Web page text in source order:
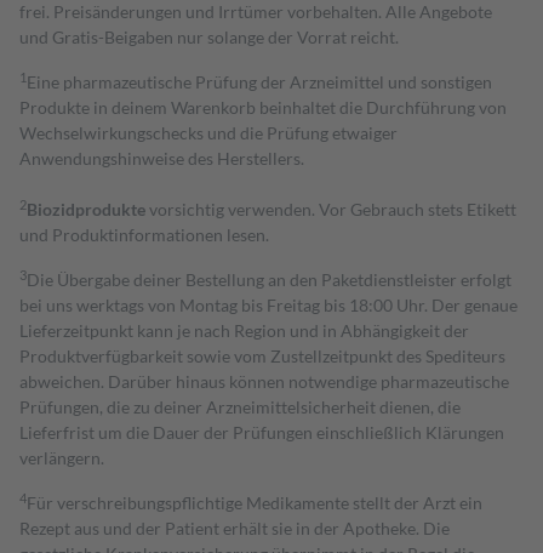
frei. Preisänderungen und Irrtümer vorbehalten. Alle Angebote
und Gratis-Beigaben nur solange der Vorrat reicht.
1 Eine pharmazeutische Prüfung der Arzneimittel und sonstigen
Produkte in deinem Warenkorb beinhaltet die Durchführung von
Wechselwirkungschecks und die Prüfung etwaiger
Anwendungshinweise des Herstellers.
2Biozidproduktevorsichtig verwenden. Vor Gebrauch stets Etikett
und Produktinformationen lesen.
3Die Übergabe deiner Bestellung an den Paketdienstleister erfolgt
bei uns werktags von Montag bis Freitag bis 18:00 Uhr. Der genaue
Lieferzeitpunkt kann je nach Region und in Abhängigkeit der
Produktverfügbarkeit sowie vom Zustellzeitpunkt des Spediteurs
abweichen. Darüber hinaus können notwendige pharmazeutische
Prüfungen, die zu deiner Arzneimittelsicherheit dienen, die
Lieferfrist um die Dauer der Prüfungen einschließlich Klärungen
verlängern.
4Für verschreibungspflichtige Medikamente stellt der Arzt ein
Rezept aus und der Patient erhält sie in der Apotheke. Die